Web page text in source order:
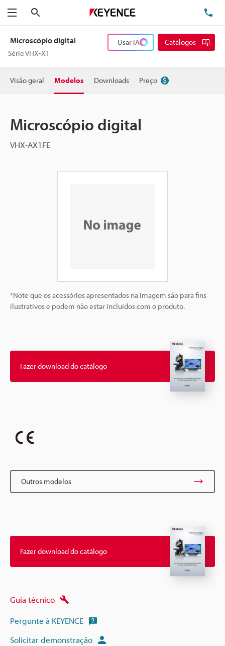
Menu
Microscópio digital
Série VHX-X1
Usar IA Catálogos
Visão geral Modelos Downloads Preço
Microscópio digital
VHX-AX1FE
*Note que os acessórios apresentados na imagem são para fins
ilustrativos e podem não estar incluídos com o produto.
Fazer download do catálogo
Outros modelos
Fazer download do catálogo
Guia técnico
Pergunte à KEYENCE
Solicitar demonstração